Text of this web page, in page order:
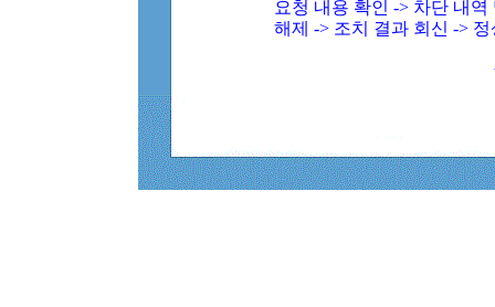
요청 내용 확인 -> 차단 내
해제 -> 조치 결과 회신 ->